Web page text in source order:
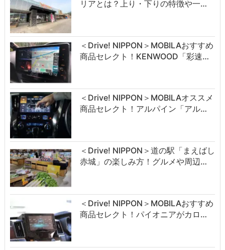
リアとは？上り・下りの特徴や一…
＜Drive! NIPPON＞MOBILAおすすめ
商品セレクト！KENWOOD「彩速…
＜Drive! NIPPON＞MOBILAオススメ
商品セレクト！アルパイン「アル…
＜Drive! NIPPON＞道の駅「まえばし
赤城」の楽しみ方！グルメや周辺…
＜Drive! NIPPON＞MOBILAおすすめ
商品セレクト！パイオニアがカロ…